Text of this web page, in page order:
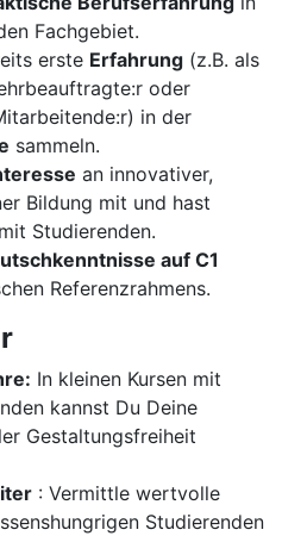
Fachgebiet.
erste Erfahrung (z.B. als
oder
in der
sammeln.
an innovativer,
Bildung mit und hast
Studierenden.
auf C1
Referenzrahmens.
In kleinen Kursen mit
kannst Du Deine
Gestaltungsfreiheit
: Vermittle wertvolle
Studierenden